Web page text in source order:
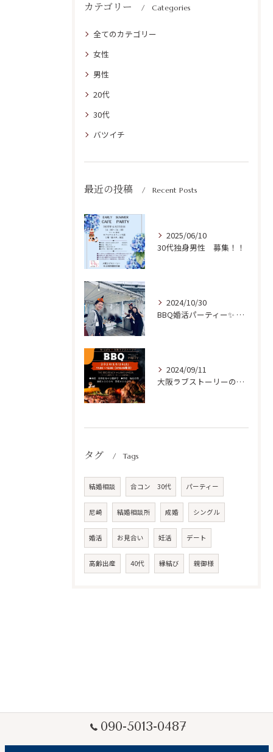
カテゴリー Categories
全てのカテゴリー
女性
男性
20代
30代
バツイチ
最近の投稿 Recent Posts
2025/06/10
30代独身男性 募集！！
2024/10/30
BBQ婚活パーティー✨ 開催ご報告！
2024/09/11
大阪ラブストーリーの初リアルParty開催✨
タグ Tags
結婚相談 合コン 30代 パーティー
尼崎 結婚相談所 成婚 シングル
婚活 お見合い 妊活 デート
高齢出産 40代 縁結び 親御様
090-5013-0487